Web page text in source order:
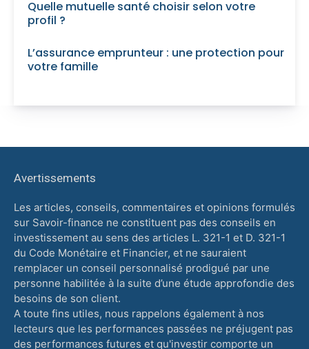
Quelle mutuelle santé choisir selon votre
profil ?
L’assurance emprunteur : une protection pour
votre famille
Avertissements
Les articles, conseils, commentaires et opinions formulés
sur Savoir-finance ne constituent pas des conseils en
investissement au sens des articles L. 321-1 et D. 321-1
du Code Monétaire et Financier, et ne sauraient
remplacer un conseil personnalisé prodigué par une
personne habilitée à la suite d’une étude approfondie des
besoins de son client.
A toute fins utiles, nous rappelons également à nos
lecteurs que les performances passées ne préjugent pas
des performances futures et qu'investir comporte un